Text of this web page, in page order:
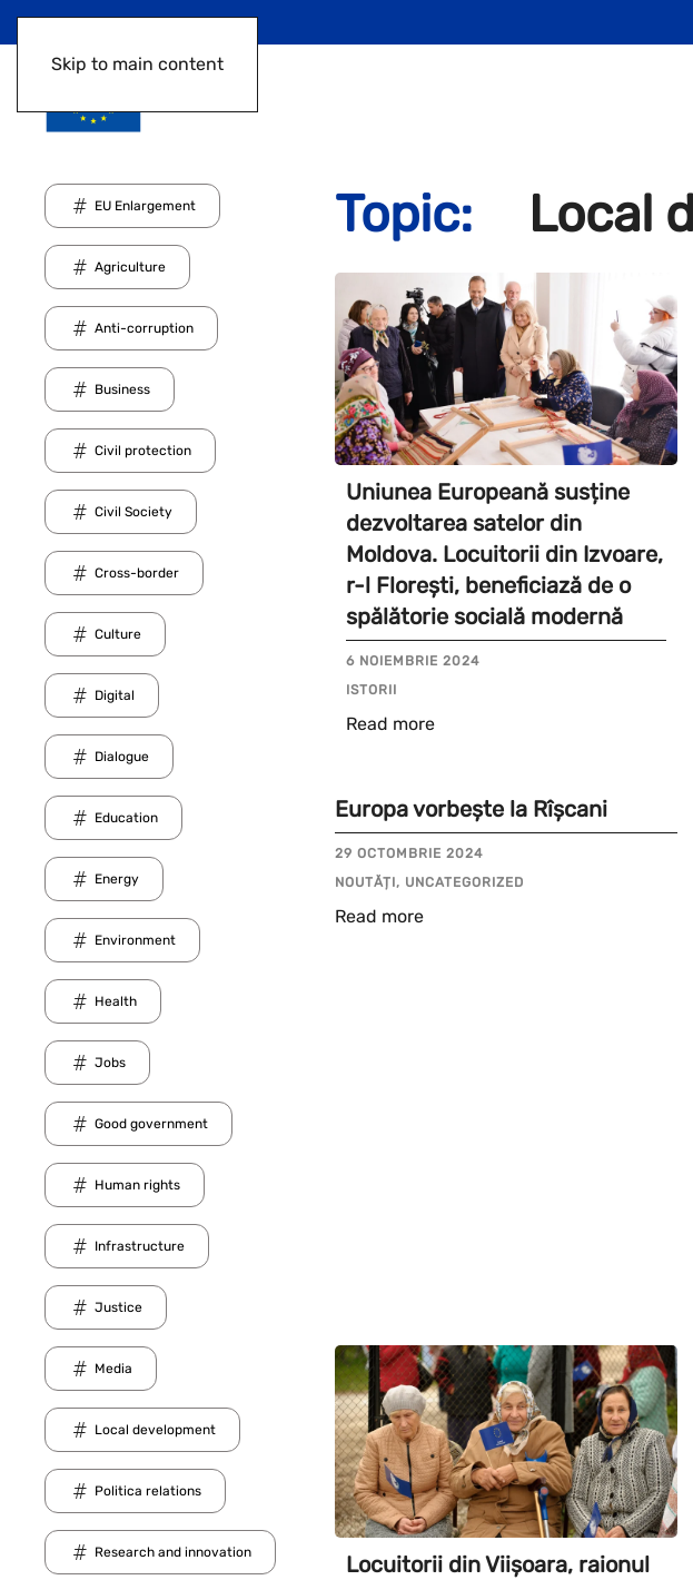
Skip to main content
EU Enlargement
Agriculture
Anti-corruption
Business
Civil protection
Civil Society
Cross-border
Culture
Digital
Dialogue
Education
Energy
Environment
Health
Jobs
Good government
Human rights
Infrastructure
Justice
Media
Local development
Politica relations
Research and innovation
Topic: Local
Uniunea Europeană susține
dezvoltarea satelor din
Moldova. Locuitorii din Izvoare,
r-l Florești, beneficiază de o
spălătorie socială modernă
6 NOIEMBRIE 2024
ISTORII
Read more
Europa vorbește la Rîșcani
29 OCTOMBRIE 2024
NOUTĂȚI, UNCATEGORIZED
Read more
Locuitorii din Viișoara, raionul